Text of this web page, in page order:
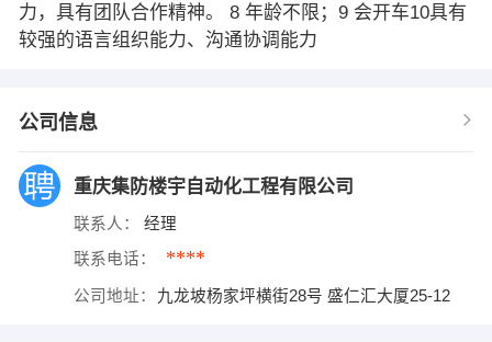
力，具有团队合作精神。 8 年龄不限；9 会开车10具有
较强的语言组织能力、沟通协调能力
公司信息
重庆集防楼宇自动化工程有限公司
联系人： 经理
联系电话： ****
公司地址： 九龙坡杨家坪横街28号 盛仁汇大厦25-12